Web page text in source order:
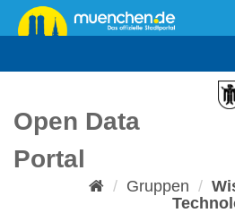
Überspringen
zum
Open Data
Portal
Gruppen